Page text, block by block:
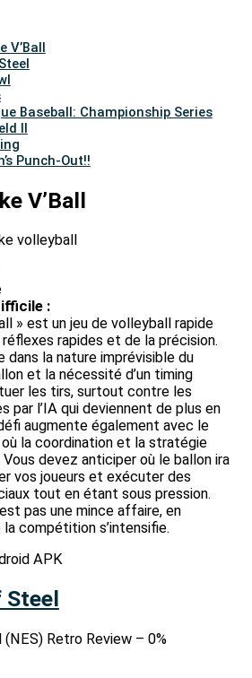
V’Ball
Baseball: Championship Series
II
Punch-Out!!
V’Ball
:
» est un jeu de volleyball rapide
rapides et de la précision.
dans la nature imprévisible du
et la nécessité d’un timing
les tirs, surtout contre les
par l’IA qui deviennent de plus en
augmente également avec le
la coordination et la stratégie
devez anticiper où le ballon ira
vos joueurs et exécuter des
tout en étant sous pression.
pas une mince affaire, en
compétition s’intensifie.
APK
Steel